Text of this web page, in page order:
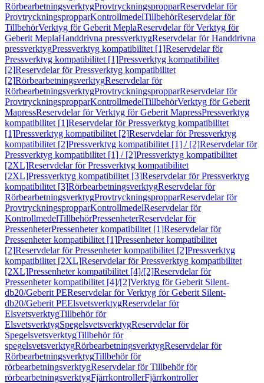
RörbearbetningsverktygProvtryckningspropparReservdelar för
ProvtryckningspropparKontrollmedelTillbehörReservdelar för
TillbehörVerktyg för Geberit MeplaReservdelar för Verktyg för
Geberit MeplaHanddrivna pressverktygReservdelar för Handdrivna
pressverktygPressverktyg kompatibilitet [1]Reservdelar för
Pressverktyg kompatibilitet [1]Pressverktyg kompatibilitet
[2]Reservdelar för Pressverktyg kompatibilitet
[2]RörbearbetningsverktygReservdelar för
RörbearbetningsverktygProvtryckningspropparReservdelar för
ProvtryckningspropparKontrollmedelTillbehörVerktyg för Geberit
MapressReservdelar för Verktyg för Geberit MapressPressverktyg
kompatibilitet [1]Reservdelar för Pressverktyg kompatibilitet
[1]Pressverktyg kompatibilitet [2]Reservdelar för Pressverktyg
kompatibilitet [2]Pressverktyg kompatibilitet [1] / [2]Reservdelar för
Pressverktyg kompatibilitet [1] / [2]Pressverktyg kompatibilitet
[2XL]Reservdelar för Pressverktyg kompatibilitet
[2XL]Pressverktyg kompatibilitet [3]Reservdelar för Pressverktyg
kompatibilitet [3]RörbearbetningsverktygReservdelar för
RörbearbetningsverktygProvtryckningspropparReservdelar för
ProvtryckningspropparKontrollmedelReservdelar för
KontrollmedelTillbehörPressenheterReservdelar för
PressenheterPressenheter kompatibilitet [1]Reservdelar för
Pressenheter kompatibilitet [1]Pressenheter kompatibilitet
[2]Reservdelar för Pressenheter kompatibilitet [2]Pressverktyg
kompatibilitet [2XL]Reservdelar för Pressverktyg kompatibilitet
[2XL]Pressenheter kompatibilitet [4]/[2]Reservdelar för
Pressenheter kompatibilitet [4]/[2]Verktyg för Geberit Silent-
db20/Geberit PEReservdelar för Verktyg för Geberit Silent-
db20/Geberit PEElsvetsverktygReservdelar för
ElsvetsverktygTillbehör för
ElsvetsverktygSpegelsvetsverktygReservdelar för
SpegelsvetsverktygTillbehör för
spegelsvetsverktygRörbearbetningsverktygReservdelar för
RörbearbetningsverktygTillbehör för
rörbearbetningsverktygReservdelar för Tillbehör för
rörbearbetningsverktygFjärrkontrollerFjärrkontroller